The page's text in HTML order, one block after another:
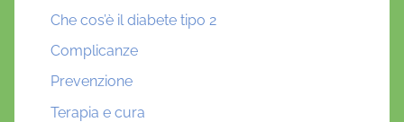
Che cos’è il diabete tipo 2
Complicanze
Prevenzione
Terapia e cura